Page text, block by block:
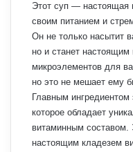
Этот суп — настоящая
своим питанием и
Он не только насытит
но и станет
микроэлементов для
но это не мешает ему
Главным ингредиентом
которое обладает
витаминным составом.
настоящим кладезем